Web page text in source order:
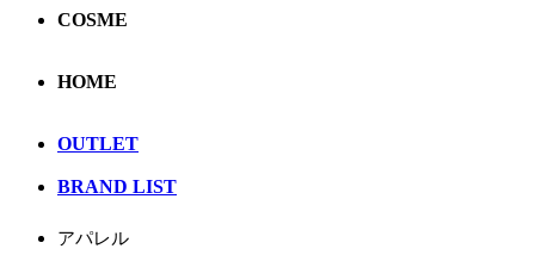
COSME
HOME
OUTLET
BRAND LIST
アパレル